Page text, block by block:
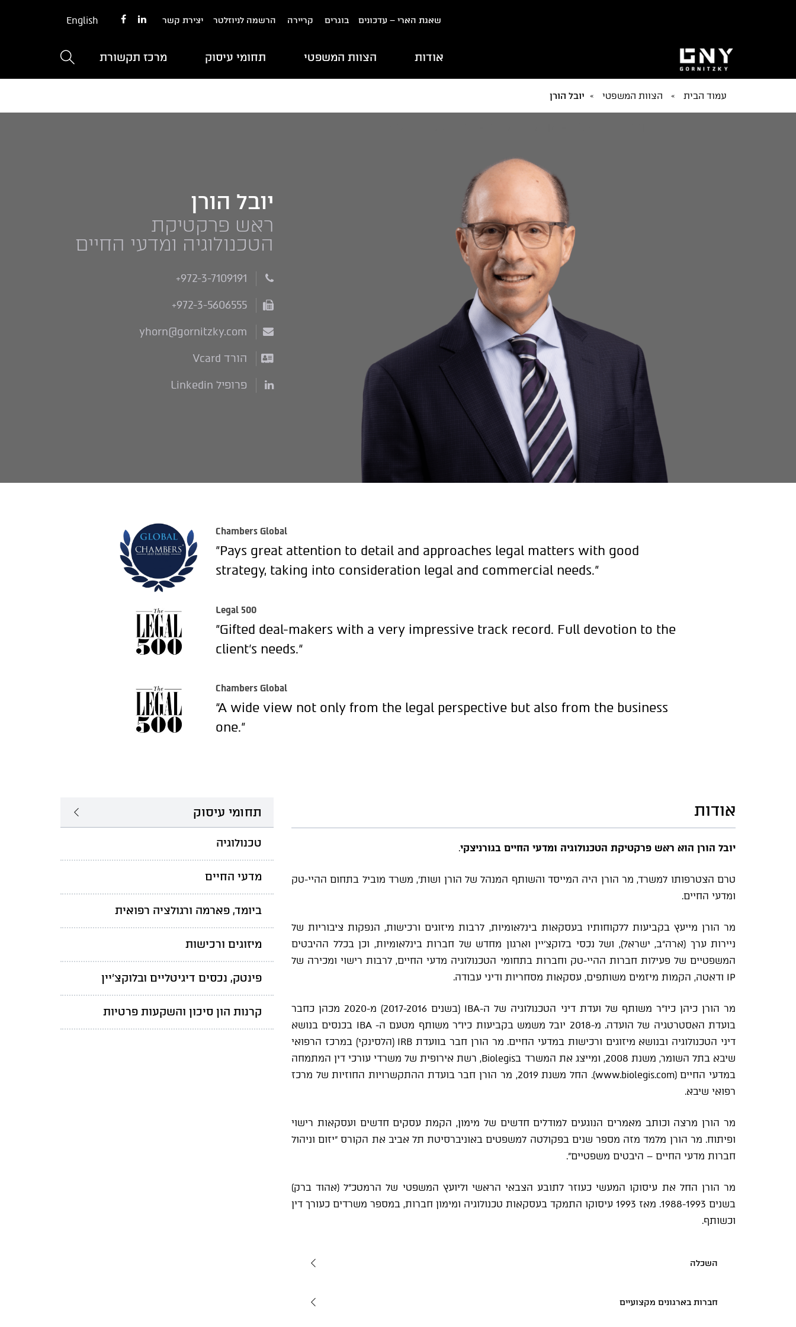
שאגת הארי – עדכונים בוגרים קריירה הרשמה לניוזלטר יצירת קשר English
אודות הצוות המשפטי תחומי עיסוק מרכז תקשורת
עמוד הבית » הצוות המשפטי » יובל הורן
יובל הורן
ראש פרקטיקת
הטכנולוגיה ומדעי החיים
+972-3-7109191
+972-3-5606555
yhorn@gornitzky.com
הורד Vcard
פרופיל Linkedin
Chambers Global
"Pays great attention to detail and approaches legal matters with good
strategy, taking into consideration legal and commercial needs."
Legal 500
"Gifted deal-makers with a very impressive track record. Full devotion to the
client’s needs.“
Chambers Global
“A wide view not only from the legal perspective but also from the business
one.”
אודות
יובל הורן הוא ראש פרקטיקת הטכנולוגיה ומדעי החיים בגורניצקי.
טרם הצטרפותו למשרד, מר הורן היה המייסד והשותף המנהל של הורן ושות', משרד מוביל בתחום ההיי-טק
ומדעי החיים.
מר הורן מייעץ בקביעות ללקוחותיו בעסקאות בינלאומיות, לרבות מיזוגים ורכישות, הנפקות ציבוריות של
ניירות ערך (ארה"ב, ישראל), ושל נכסי בלוקצ'יין וארגון מחדש של חברות בינלאומיות, וכן בכלל ההיבטים
המשפטיים של פעילות חברות ההיי-טק וחברות בתחומי הטכנולוגיה מדעי החיים, לרבות רישוי ומכירה של
IP ודאטה, הקמות מיזמים משותפים, עסקאות מסחריות ודיני עבודה.
מר הורן כיהן כיו"ר משותף של ועדת דיני הטכנולוגיה של ה-IBA (בשנים 2017-2016) מ-2020 מכהן כחבר
בועדת האסטרטגיה של הועדה. מ-2018 יובל משמש בקביעות כיו"ר משותף מטעם ה- IBA בכנסים בנושא
דיני הטכנולוגיה ובנושא מיזוגים ורכישות במדעי החיים. מר הורן חבר בוועדת IRB (הלסינקי) במרכז הרפואי
שיבא בתל השומר, משנת 2008, ומייצג את המשרד בBiolegis, רשת אירופית של משרדי עורכי דין המתמחה
במדעי החיים (www.biolegis.com). החל משנת 2019, מר הורן חבר בועדת ההתקשרויות החוזיות של מרכז
רפואי שיבא.
מר הורן מרצה וכותב מאמרים הנוגעים למודלים חדשים של מימון, הקמת עסקים חדשים ועסקאות רישוי
ופיתוח. מר הורן מלמד מזה מספר שנים בפקולטה למשפטים באוניברסיטת תל אביב את הקורס "יזום וניהול
חברות מדעי החיים – היבטים משפטיים".
מר הורן החל את עיסוקו המעשי כעוזר לתובע הצבאי הראשי וליועץ המשפטי של הרמטכ"ל (אהוד ברק)
בשנים 1988-1993. מאז 1993 עיסוקו התמקד בעסקאות טכנולוגיה ומימון חברות, במספר משרדים כעורך דין
וכשותף.
השכלה
חברות בארגונים מקצועיים
תחומי עיסוק
טכנולוגיה
מדעי החיים
ביומד, פארמה ורגולציה רפואית
מיזוגים ורכישות
פינטק, נכסים דיגיטליים ובלוקצ'יין
קרנות הון סיכון והשקעות פרטיות